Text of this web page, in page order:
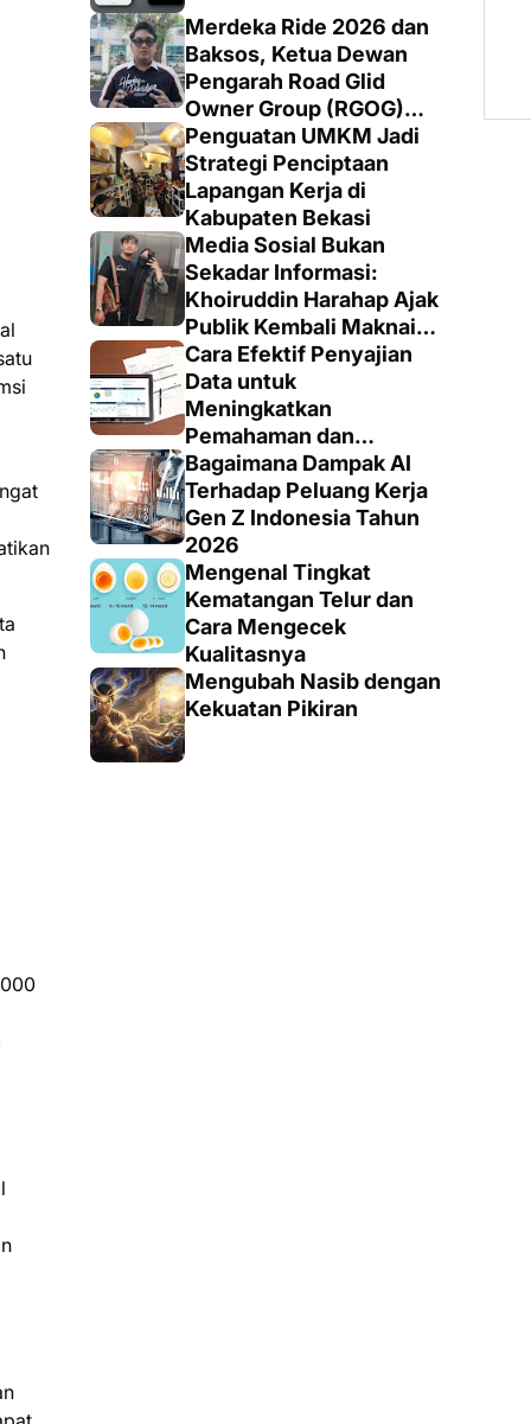
Merdeka Ride 2026 dan
Baksos, Ketua Dewan
Pengarah Road Glid
Owner Group (RGOG)
Boys Indonesia Pusat M.
Irsyad Sebut Persiapan
Dimatangkan
Penguatan UMKM Jadi
Strategi Penciptaan
Lapangan Kerja di
Kabupaten Bekasi
Media Sosial Bukan
Sekadar Informasi:
Khoiruddin Harahap Ajak
Publik Kembali Maknai
Ruang Digital dengan
Totalitas dan Loyalitas
Cara Efektif Penyajian
Data untuk
Meningkatkan
Pemahaman dan
Keputusan yang Tepat
Bagaimana Dampak AI
Terhadap Peluang Kerja
Gen Z Indonesia Tahun
2026
Mengenal Tingkat
Kematangan Telur dan
Cara Mengecek
Kualitasnya
Mengubah Nasib dengan
Kekuatan Pikiran